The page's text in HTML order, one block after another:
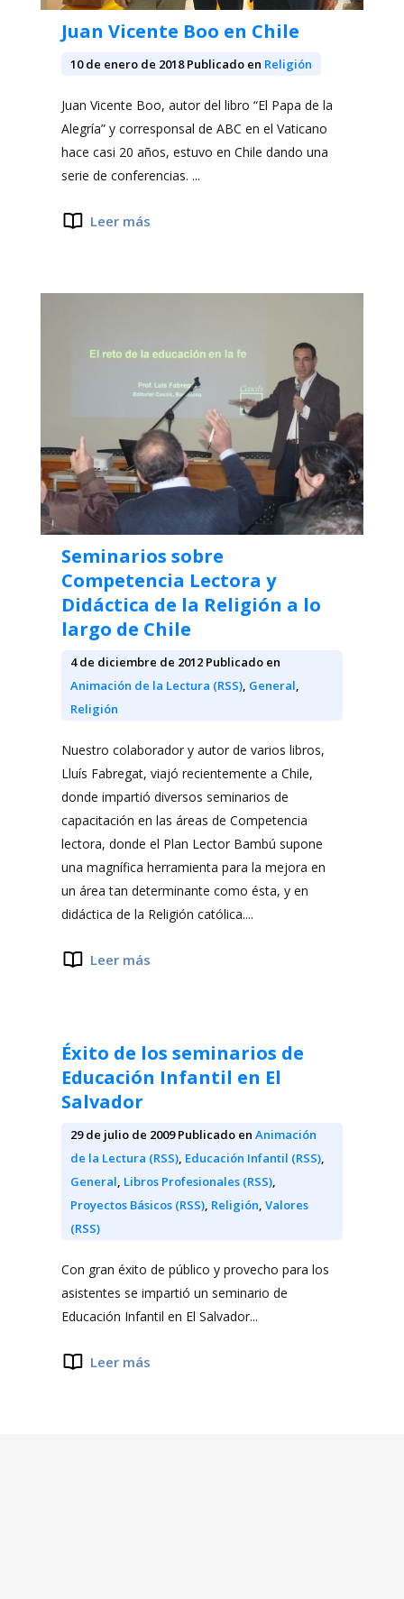
Juan Vicente Boo en Chile
10 de enero de 2018Publicado en Religión
Juan Vicente Boo, autor del libro “El Papa de la
Alegría” y corresponsal de ABC en el Vaticano
hace casi 20 años, estuvo en Chile dando una
serie de conferencias. ...
Leer más
Seminarios sobre
Competencia Lectora y
Didáctica de la Religión a lo
largo de Chile
4 de diciembre de 2012 Publicado en
Animación de la Lectura (RSS), General,
Religión
Nuestro colaborador y autor de varios libros,
Lluís Fabregat, viajó recientemente a Chile,
donde impartió diversos seminarios de
capacitación en las áreas de Competencia
lectora, donde el Plan Lector Bambú supone
una magnífica herramienta para la mejora en
un área tan determinante como ésta, y en
didáctica de la Religión católica....
Leer más
Éxito de los seminarios de
Educación Infantil en El
Salvador
29 de julio de 2009Publicado en Animación
de la Lectura (RSS), Educación Infantil (RSS),
General, Libros Profesionales (RSS),
Proyectos Básicos (RSS), Religión, Valores
(RSS)
Con gran éxito de público y provecho para los
asistentes se impartió un seminario de
Educación Infantil en El Salvador...
Leer más